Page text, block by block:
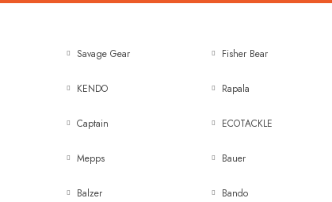
Savage Gear Fisher Bear
KENDO Rapala
Captain ECOTACKLE
Mepps Bauer
Balzer Bando